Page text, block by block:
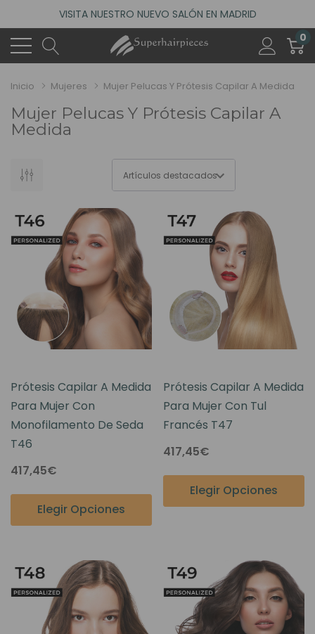
ACCEDE A NUESTROS DESCUENTOS DE BIENVENIDA
4.6
(485 reseñas)
VISITA NUESTRO NUEVO SALÓN EN MADRID
0
Inicio Mujeres Mujer Pelucas Y Prótesis Capilar A Medida
Mujer Pelucas Y Prótesis Capilar A
Medida
Prótesis Capilar A Medida
Para Mujer Con
Monofilamento De Seda
T46
417,45€
Elegir Opciones
Prótesis Capilar A Medida
Para Mujer Con Tul
Francés T47
417,45€
Elegir Opciones